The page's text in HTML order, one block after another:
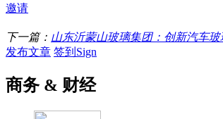
邀请
下一篇： 山东沂蒙山玻璃集团：创新汽车
发布文章 签到Sign
商务 & 财经